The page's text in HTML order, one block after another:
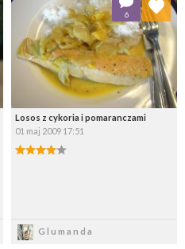
Losos z cykoria i pomaranczami
01 maj 2009 17:51
Glumanda
6
Wybierz listę: